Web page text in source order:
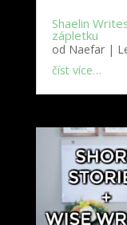
Shaelin
zápletku
od Naefar|
číst více…